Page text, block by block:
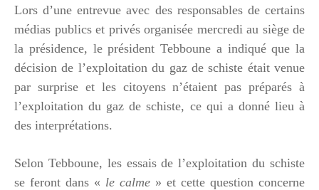
Lors d’une entrevue avec des responsables de certains
médias publics et privés organisée mercredi au siège de
la présidence, le président Tebboune a indiqué que la
décision de l’exploitation du gaz de schiste était venue
par surprise et les citoyens n’étaient pas préparés à
l’exploitation du gaz de schiste, ce qui a donné lieu à
des interprétations.
Selon Tebboune, les essais de l’exploitation du schiste
se feront dans « le calme » et cette question concerne